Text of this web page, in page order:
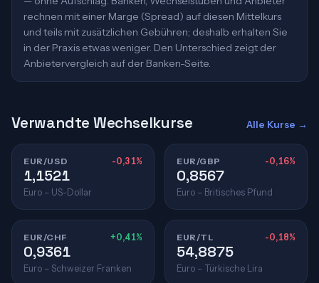
rechnen mit einer Marge (Spread) auf diesen Mittelkurs
und teils mit zusätzlichen Gebühren; deshalb erhalten Sie
in der Praxis etwas weniger. Den Unterschied zeigt der
Anbietervergleich auf der Banken-Seite.
Verwandte Wechselkurse Alle Kurse →
EUR/USD -0,31%
1,1521
Euro – US-Dollar
EUR/GBP -0,16%
0,8567
Euro – Britisches Pfund
EUR/CHF +0,41%
0,9361
Euro – Schweizer Franken
EUR/TL -0,18%
54,8875
Euro – Türkische Lira